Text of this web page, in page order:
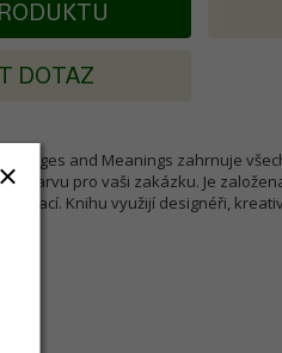
DOTAZ
Messages and Meanings zahrnuje
barvu pro vaši zakázku. Je
Knihu využijí designéři,